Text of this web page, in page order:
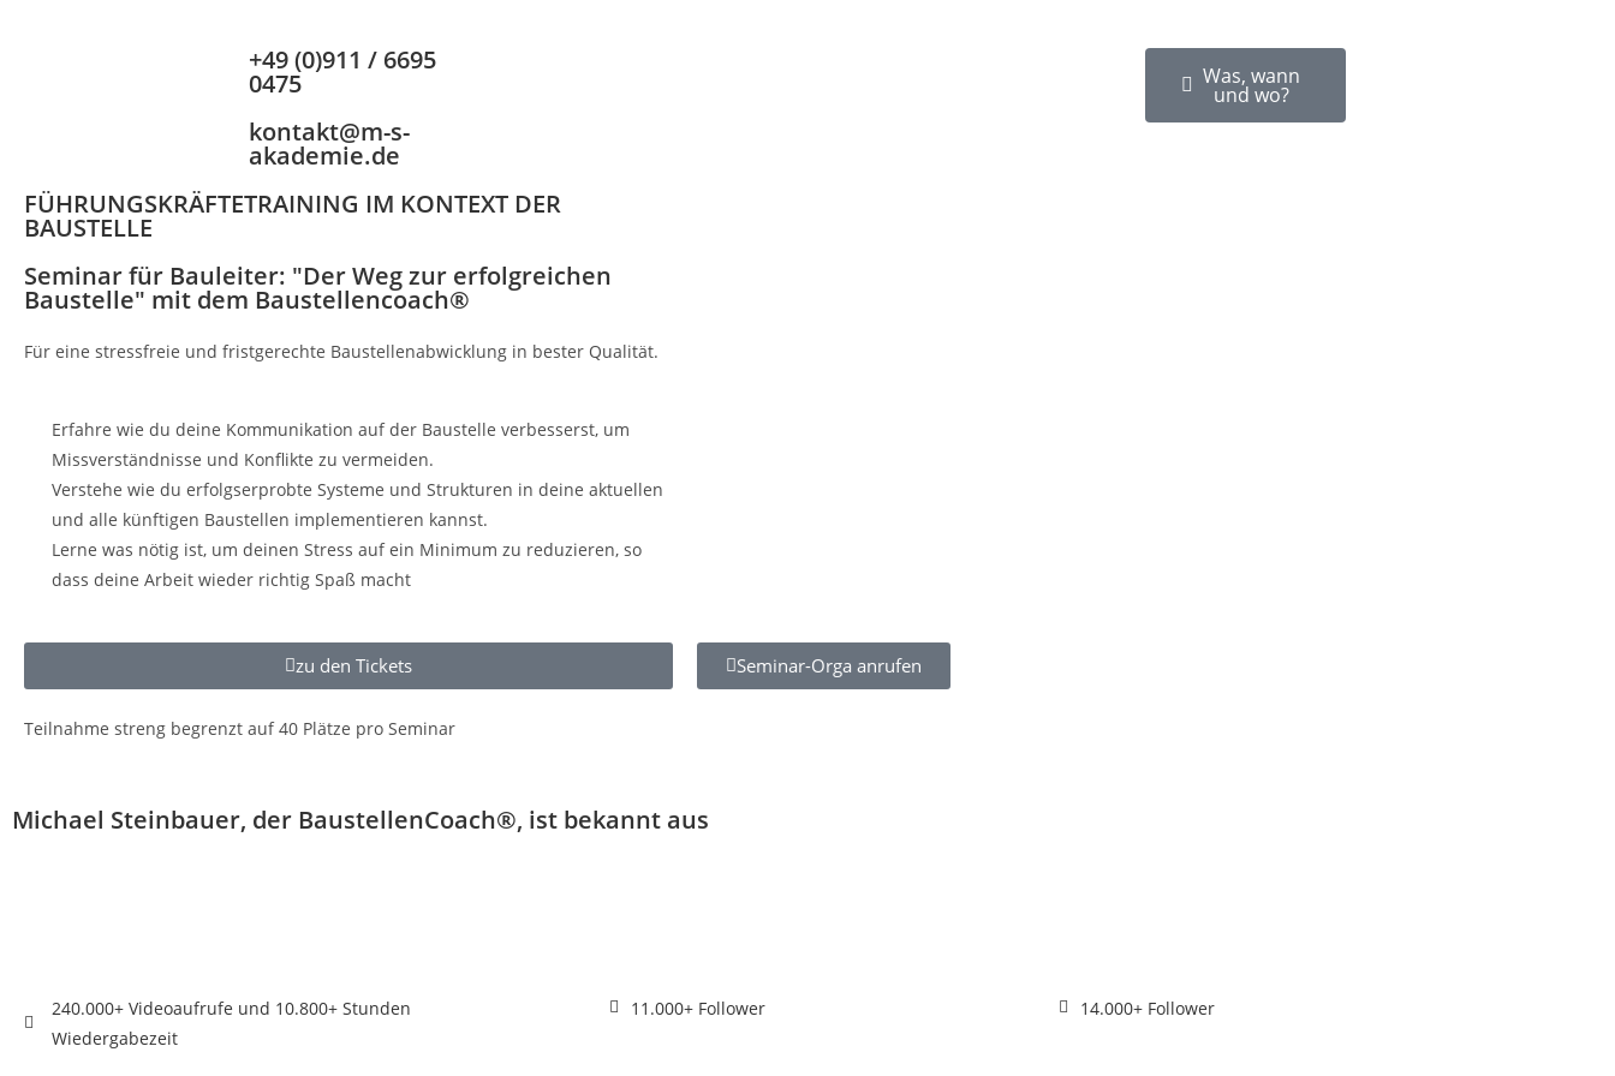
+49 (0)911 / 6695
0475
kontakt@m-s-
akademie.de
Was, wann
und wo?
FÜHRUNGSKRÄFTETRAINING IM KONTEXT DER
BAUSTELLE
Seminar für Bauleiter: "Der Weg zur erfolgreichen
Baustelle" mit dem Baustellencoach®
Für eine stressfreie und fristgerechte Baustellenabwicklung in bester Qualität.
Erfahre wie du deine Kommunikation auf der Baustelle verbesserst, um
Missverständnisse und Konflikte zu vermeiden.
Verstehe wie du erfolgserprobte Systeme und Strukturen in deine aktuellen
und alle künftigen Baustellen implementieren kannst.
Lerne was nötig ist, um deinen Stress auf ein Minimum zu reduzieren, so
dass deine Arbeit wieder richtig Spaß macht
zu den Tickets
Teilnahme streng begrenzt auf 40 Plätze pro Seminar
Seminar-Orga anrufen
Michael Steinbauer, der BaustellenCoach®️, ist bekannt aus
240.000+ Videoaufrufe und 10.800+ Stunden
Wiedergabezeit
11.000+ Follower 14.000+ Follower